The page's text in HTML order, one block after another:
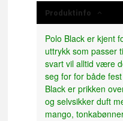
Produktinfo
Polo Black er kjent
uttrykk som passer
svart vil alltid være
seg for for både
Black er prikken
og selvsikker duft
mango,